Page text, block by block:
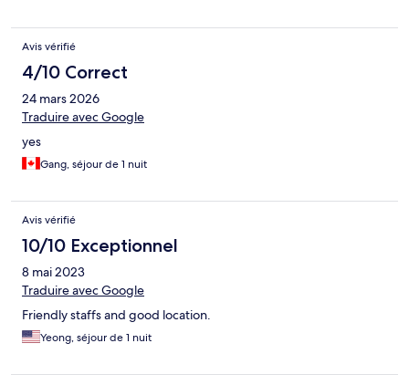
Avis vérifié
4/10 Correct
24 mars 2026
Traduire avec Google
yes
Gang, séjour de 1 nuit
Avis vérifié
10/10 Exceptionnel
8 mai 2023
Traduire avec Google
Friendly staffs and good location.
Yeong, séjour de 1 nuit